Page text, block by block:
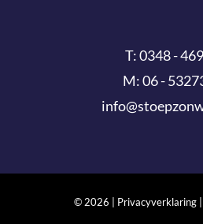
T:0348 -
M:06 -
© 2026 | Privacyverklaring|